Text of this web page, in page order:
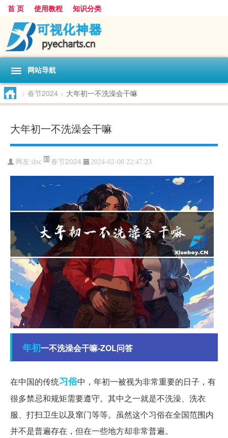
首 页 使用教程 知识分类
网站导航
> 春节2024 > 大年初一不洗澡会干嘛
大年初一不洗澡会干嘛
网友:dnc 春节2024 2024-02-08 22:47:23
年初一不洗澡会干嘛-ZOL问答
在中国的传统习俗中，年初一被视为非常重要的日子，有
很多禁忌和规矩需要遵守。其中之一就是不洗澡、洗衣
服、打扫卫生以及窜门等等。虽然这个习俗在全国范围内
并不是普遍存在，但在一些地方却非常普遍。